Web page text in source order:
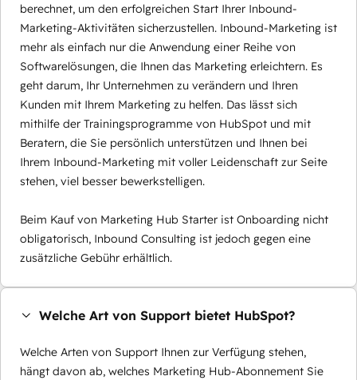
berechnet, um den erfolgreichen Start Ihrer Inbound-
Marketing-Aktivitäten sicherzustellen. Inbound-Marketing ist
mehr als einfach nur die Anwendung einer Reihe von
Softwarelösungen, die Ihnen das Marketing erleichtern. Es
geht darum, Ihr Unternehmen zu verändern und Ihren
Kunden mit Ihrem Marketing zu helfen. Das lässt sich
mithilfe der Trainingsprogramme von HubSpot und mit
Beratern, die Sie persönlich unterstützen und Ihnen bei
Ihrem Inbound-Marketing mit voller Leidenschaft zur Seite
stehen, viel besser bewerkstelligen.
Beim Kauf von Marketing Hub Starter ist Onboarding nicht
obligatorisch, Inbound Consulting ist jedoch gegen eine
zusätzliche Gebühr erhältlich.
Welche Art von Support bietet HubSpot?
Welche Arten von Support Ihnen zur Verfügung stehen,
hängt davon ab, welches Marketing Hub-Abonnement Sie